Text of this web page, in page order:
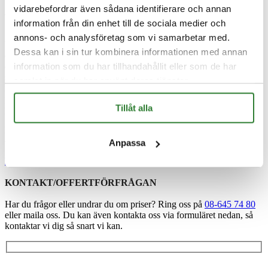
vidarebefordrar även sådana identifierare och annan
information från din enhet till de sociala medier och
annons- och analysföretag som vi samarbetar med.
Dessa kan i sin tur kombinera informationen med annan
information som du har tillhandahållit eller som de har
Tillåt alla
Anpassa
Varför välja FlaggstångsSpecialisten?
Vi är mer än bara en leverantör – vi är en trygg partner som hjälper
dig hela vägen från val av produkt till färdig installation. Vår långa
erfarenhet gör att vi vet vad som krävs för att en flaggstång ska stå
dig att hitta rätt flagga, flaggstång eller tjänst för ditt ändamål!
KONTAKT/OFFERTFÖRFRÅGAN
Har du frågor eller undrar du om priser? Ring oss på 08-645 74 80
eller maila oss. Du kan även kontakta oss via formuläret nedan, så
kontaktar vi dig så snart vi kan.